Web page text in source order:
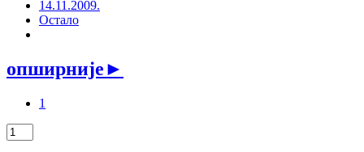
14.11.2009.
Остало
опширније►
1